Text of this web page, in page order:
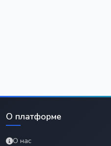
О платформе
О нас